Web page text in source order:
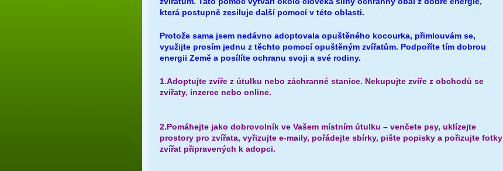
která postupně zesiluje další pomocí v této oblasti.
Protože sama jsem nedávno adoptovala opuštěného kocourka, přimlouvám se,
využijte prosím jednu z těchto pomocí opuštěným zvířatům. Podpoříte tím dobrou
energii Země a posílíte ochranu svoji a své rodiny.
1.Adoptujte zvíře z útulku nebo záchranné stanice. Nekupujte zvíře z obchodů se
zvířaty, inzerce nebo online.
2.Pomáhejte jako dobrovolník ve Vašem místním útulku – venčete psy, uklízejte
prostory pro zvířata, vyřizujte e-maily, pořádejte sbírky, pište popisky a pořizujte fotky
zvířat připravených k adopci.